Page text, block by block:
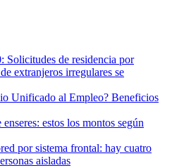
Solicitudes de residencia por
extranjeros irregulares se
Unificado al Empleo? Beneficios
estos los montos según
por sistema frontal: hay cuatro
aisladas